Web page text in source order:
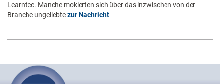
Learntec. Manche mokierten sich über das inzwischen von der
Branche ungeliebtezur Nachricht